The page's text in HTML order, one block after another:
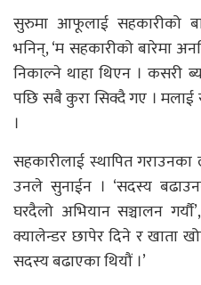
सुरुमा आफूलाई सहकारीको
भनिन्, ‘म सहकारीको बारेमा
निकाल्ने थाहा थिएन । कसरी
पछि सबै कुरा सिक्दै गए । मलाई
।
सहकारीलाई स्थापित
उनले सुनाईन । ‘सदस्य
घरदैलो अभियान सञ्चालन
क्यालेन्डर छापेर दिने र खाता
सदस्य बढाएका थियौं ।’